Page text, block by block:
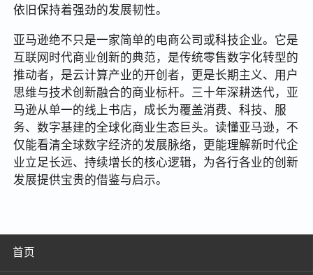
依旧保持着强劲的发展韧性。
亚马逊绝不只是一家简单的电商公司或科技企业。它是
互联网时代商业创新的典范，是传统零售数字化转型的
推动者，是云计算产业的开创者，更是长期主义、用户
思维与技术创新融合的商业标杆。三十年深耕迭代，亚
马逊从单一的线上书店，成长为覆盖消费、科技、服
务、数字基建的全球化商业生态巨头。读懂亚马逊，不
仅能看清全球数字经济的发展脉络，更能理解新时代企
业立足长远、持续增长的核心逻辑，为各行各业的创新
发展提供宝贵的借鉴与启示。
首页